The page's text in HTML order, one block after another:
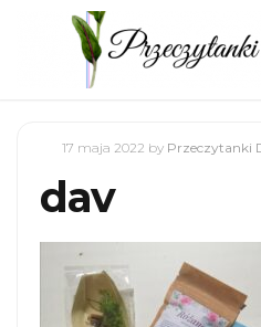
17 maja 2022 by Przeczytanki
dav